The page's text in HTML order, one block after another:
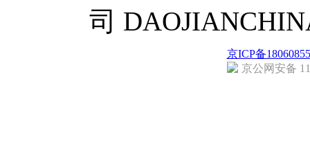
司
京ICP备
京公网安备